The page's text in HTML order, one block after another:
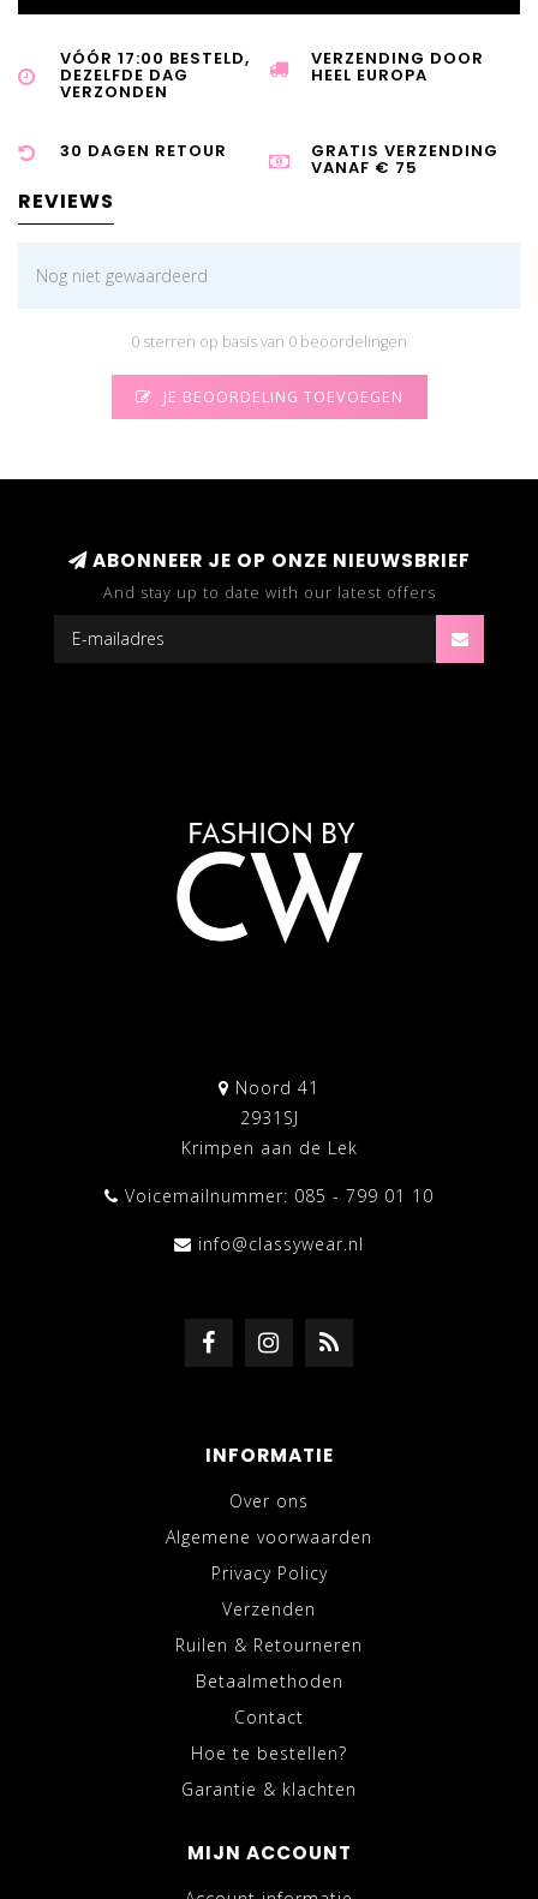
VÓÓR 17:00 BESTELD,
DEZELFDE DAG
VERZONDEN
VERZENDING DOOR
HEEL EUROPA
30 DAGEN RETOUR GRATIS VERZENDING
VANAF € 75
REVIEWS
Nog niet gewaardeerd
0 sterren op basis van 0 beoordelingen
JE BEOORDELING TOEVOEGEN
ABONNEER JE OP ONZE NIEUWSBRIEF
And stay up to date with our latest offers
Noord 41
2931SJ
Krimpen aan de Lek
Voicemailnummer: 085 - 799 01 10
info@classywear.nl
INFORMATIE
Over ons
Algemene voorwaarden
Privacy Policy
Verzenden
Ruilen & Retourneren
Betaalmethoden
Contact
Hoe te bestellen?
Garantie & klachten
MIJN ACCOUNT